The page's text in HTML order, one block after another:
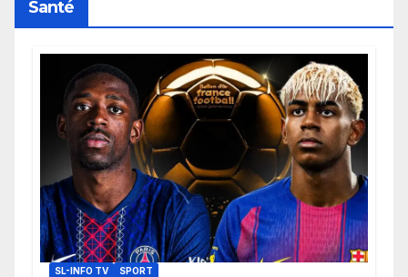
Santé
SL-INFO TV SPORT